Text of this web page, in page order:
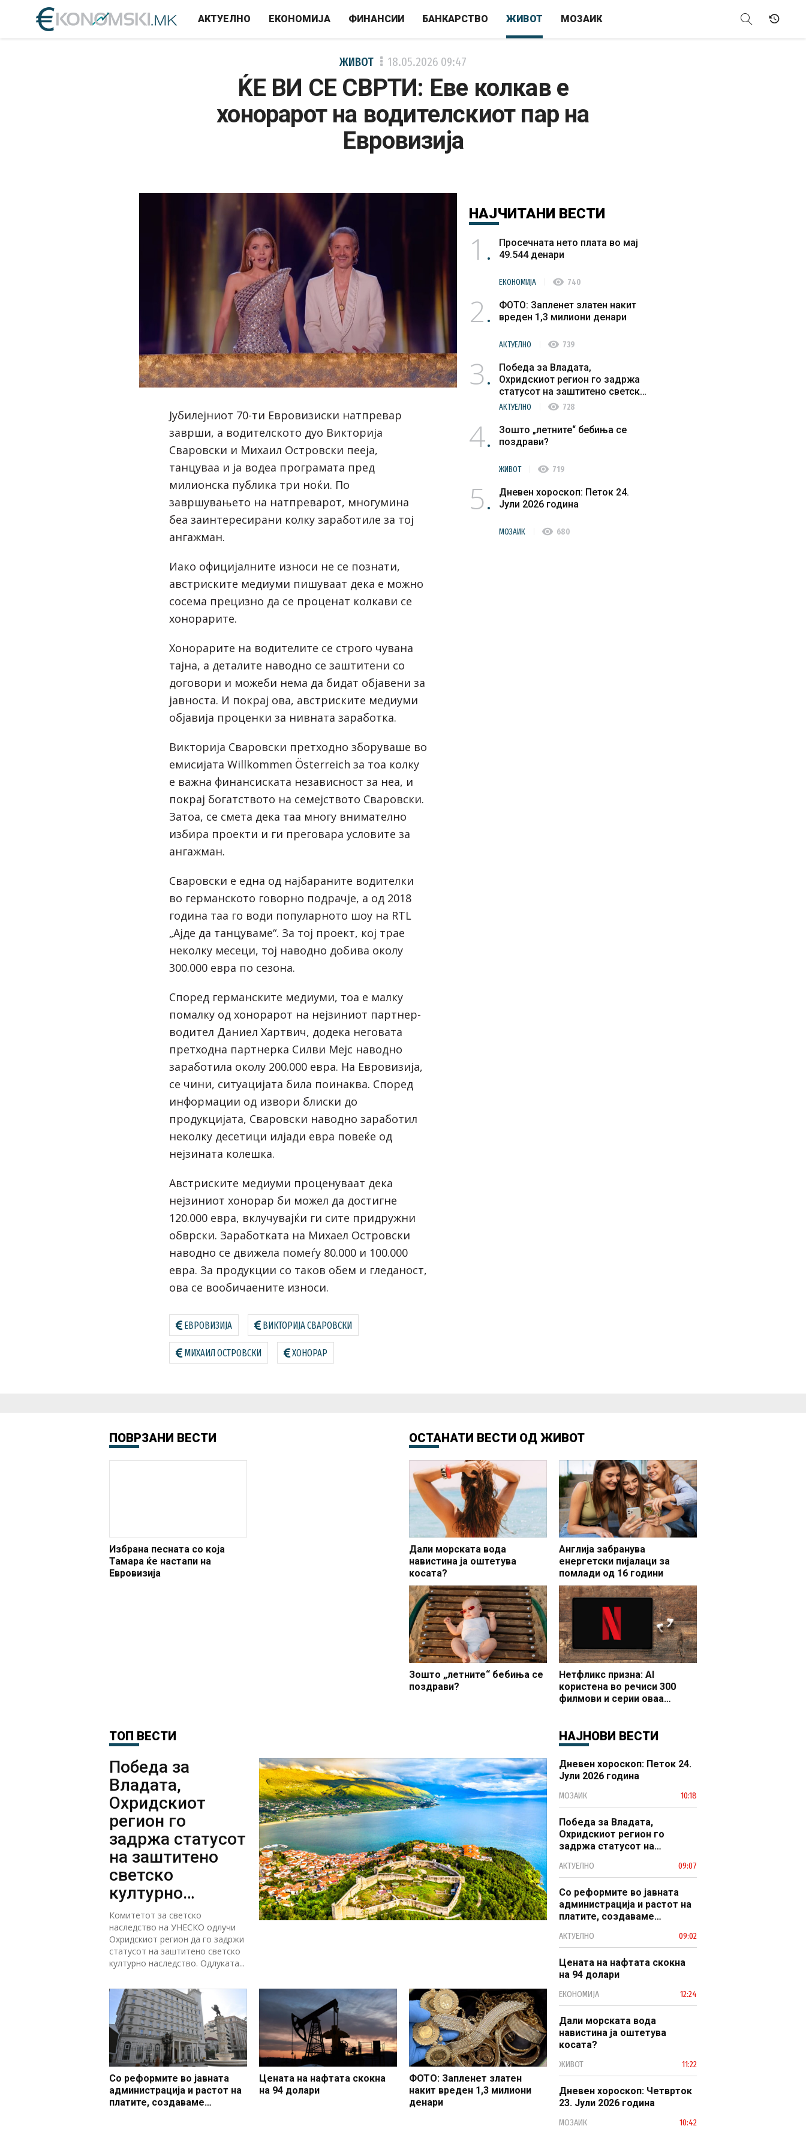
АКТУЕЛНО ЕКОНОМИЈА ФИНАНСИИ БАНКАРСТВО ЖИВОТ МОЗАИК
ЖИВОТ 18.05.2026 09:47
ЌЕ ВИ СЕ СВРТИ: Еве колкав е
хонорарот на водителскиот пар на
Евровизија
Јубилејниот 70-ти Евровизиски натпревар
заврши, а водителското дуо Викторија
Сваровски и Михаил Островски пееја,
танцуваа и ја водеа програмата пред
милионска публика три ноќи. По
завршувањето на натпреварот, многумина
беа заинтересирани колку заработиле за тој
ангажман.
Иако официјалните износи не се познати,
австриските медиуми пишуваат дека е можно
сосема прецизно да се проценат колкави се
хонорарите.
Хонорарите на водителите се строго чувана
тајна, а деталите наводно се заштитени со
договори и можеби нема да бидат објавени за
јавноста. И покрај ова, австриските медиуми
објавија проценки за нивната заработка.
Викторија Сваровски претходно зборуваше во
емисијата Willkommen Österreich за тоа колку
е важна финансиската независност за неа, и
покрај богатството на семејството Сваровски.
Затоа, се смета дека таа многу внимателно
избира проекти и ги преговара условите за
ангажман.
Сваровски е една од најбараните водителки
во германското говорно подрачје, а од 2018
година таа го води популарното шоу на RTL
„Ајде да танцуваме“. За тој проект, кој трае
неколку месеци, тој наводно добива околу
300.000 евра по сезона.
Според германските медиуми, тоа е малку
помалку од хонорарот на нејзиниот партнер-
водител Даниел Хартвич, додека неговата
претходна партнерка Силви Мејс наводно
заработила околу 200.000 евра. На Евровизија,
се чини, ситуацијата била поинаква. Според
информации од извори блиски до
продукцијата, Сваровски наводно заработил
неколку десетици илјади евра повеќе од
нејзината колешка.
Австриските медиуми проценуваат дека
нејзиниот хонорар би можел да достигне
120.000 евра, вклучувајќи ги сите придружни
обврски. Заработката на Михаел Островски
наводно се движела помеѓу 80.000 и 100.000
евра. За продукции со таков обем и гледаност,
ова се вообичаените износи.
ЕВРОВИЗИЈА ВИКТОРИЈА СВАРОВСКИ
МИХАИЛ ОСТРОВСКИ ХОНОРАР
НАЈЧИТАНИ ВЕСТИ
1
Просечната нето плата во мај
49.544 денари
ЕКОНОМИЈА visibility 740
2
ФОТО: Запленет златен накит
вреден 1,3 милиони денари
АКТУЕЛНО visibility 739
3
Победа за Владата,
Охридскиот регион го задржа
статусот на заштитено светско
културно наследство
АКТУЕЛНО visibility 728
4
Зошто „летните“ бебиња се
поздрави?
ЖИВОТ visibility 719
5
Дневен хороскоп: Петок 24.
Јули 2026 година
МОЗАИК visibility 680
ПОВРЗАНИ ВЕСТИ
Избрана песната со која
Тамара ќе настапи на
Евровизија
ОСТАНАТИ ВЕСТИ ОД ЖИВОТ
Дали морската вода
навистина ја оштетува
косата?
Зошто „летните“ бебиња се
поздрави?
Англија забранува
енергетски пијалаци за
помлади од 16 години
Нетфликс призна: AI
користена во речиси 300
филмови и серии оваа
ТОП ВЕСТИ
Победа за
Владата,
Охридскиот
регион го
задржа статусот
на заштитено
светско
културно
наследство
Комитетот за светско
наследство на УНЕСКО одлучи
Охридскиот регион да го задржи
статусот на заштитено светско
културно наследство. Одлуката...
Со реформите во јавната
администрација и растот на
платите, создаваме
Цената на нафтата скокна
на 94 долари
ФОТО: Запленет златен
накит вреден 1,3 милиони
денари
НАЈНОВИ ВЕСТИ
Дневен хороскоп: Петок 24.
Јули 2026 година
МОЗАИК 10:18
Победа за Владата,
Охридскиот регион го
задржа статусот на
наследство
АКТУЕЛНО 09:07
Со реформите во јавната
администрација и растот на
платите, создаваме
модерен јавен сектор
АКТУЕЛНО 09:02
Цената на нафтата скокна
на 94 долари
ЕКОНОМИЈА 12:24
Дали морската вода
навистина ја оштетува
косата?
ЖИВОТ 11:22
Дневен хороскоп: Четврток
23. Јули 2026 година
МОЗАИК 10:42